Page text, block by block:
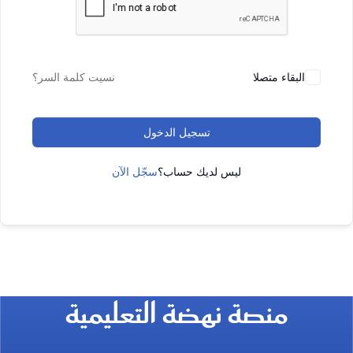
البقاء متصلا نسيت كلمة السر؟
تسجيل الدخول
ليس لديك حساب؟سجّل الآن
منصة نهضة التعليمية